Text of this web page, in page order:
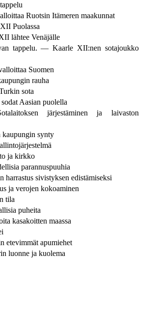
Ruotsin Itämeren maakunnat
Puolassa
lähtee Venäjälle
tappelu. — Kaarle XII:nen sotajoukko
Suomen
rauha
sota
Aasian puolella
järjestäminen ja laivaston
synty
ja kirkko
parannuspuuhia
sivistyksen edistämiseksi
ja verojen kokoaminen
tila
puheita
kasakoitten maassa
etevimmät apumiehet
luonne ja kuolema